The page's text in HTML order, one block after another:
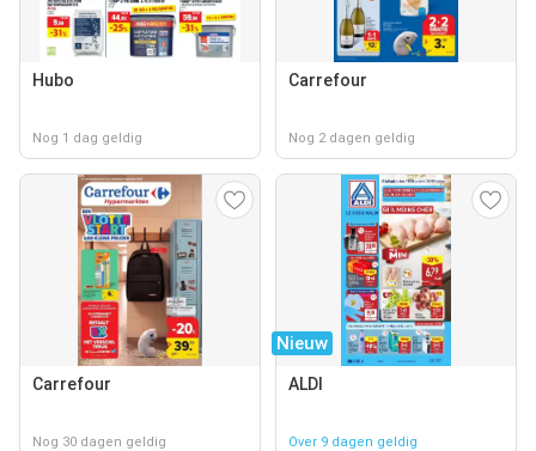
Hubo
Nog 1 dag geldig
Carrefour
Nog 2 dagen geldig
Carrefour
Nog 30 dagen geldig
Nieuw
ALDI
Over 9 dagen geldig